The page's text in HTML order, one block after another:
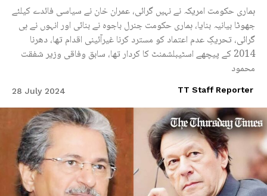
ہماری حکومت امریکہ نے نہیں گرائی، عمران خان نے سیاسی فائدے کیلئے
جھوٹا بیانیہ بنایا، ہماری حکومت جنرل باجوہ نے بنائی اور انہوں نے ہی
گرائی، تحریکِ عدم اعتماد کو مسترد کرنا غیرآئینی اقدام تھا، دھرنا
2014 کے پیچھے اسٹیبلشمنٹ کا کردار تھا، سابق وفاقی وزیر شفقت
محمود
TT Staff Reporter
28 July 2024